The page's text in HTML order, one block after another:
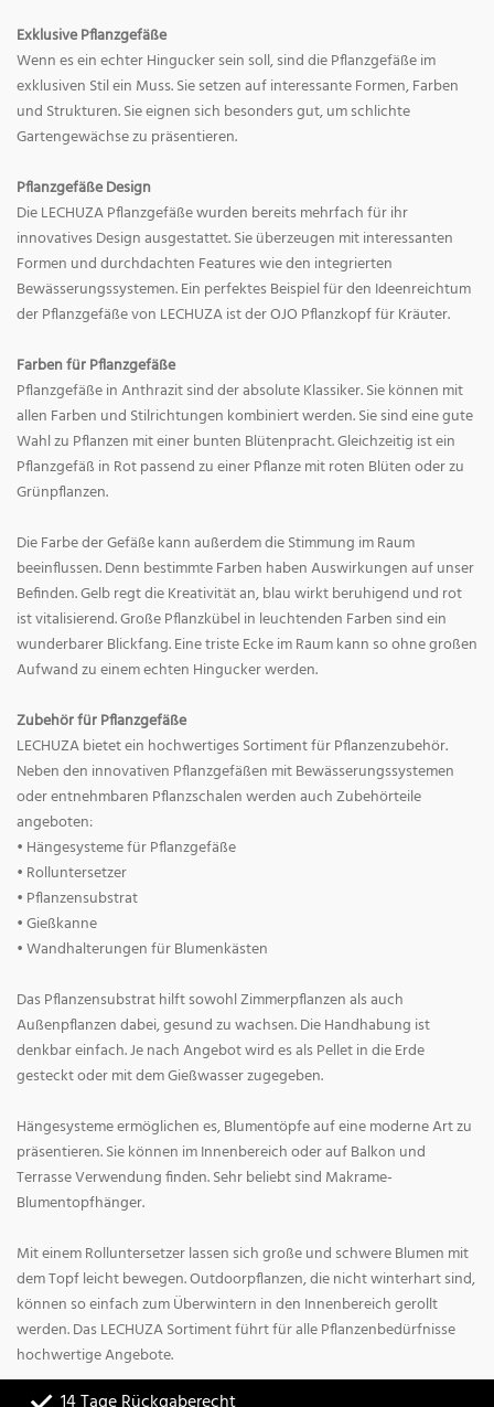
Exklusive Pflanzgefäße
Wenn es ein echter Hingucker sein soll, sind die Pflanzgefäße im
exklusiven Stil ein Muss. Sie setzen auf interessante Formen, Farben
und Strukturen. Sie eignen sich besonders gut, um schlichte
Gartengewächse zu präsentieren.
Pflanzgefäße Design
Die LECHUZA Pflanzgefäße wurden bereits mehrfach für ihr
innovatives Design ausgestattet. Sie überzeugen mit interessanten
Formen und durchdachten Features wie den integrierten
Bewässerungssystemen. Ein perfektes Beispiel für den Ideenreichtum
der Pflanzgefäße von LECHUZA ist der OJO Pflanzkopf für Kräuter.
Farben für Pflanzgefäße
Pflanzgefäße in Anthrazit sind der absolute Klassiker. Sie können mit
allen Farben und Stilrichtungen kombiniert werden. Sie sind eine gute
Wahl zu Pflanzen mit einer bunten Blütenpracht. Gleichzeitig ist ein
Pflanzgefäß in Rot passend zu einer Pflanze mit roten Blüten oder zu
Grünpflanzen.
Die Farbe der Gefäße kann außerdem die Stimmung im Raum
beeinflussen. Denn bestimmte Farben haben Auswirkungen auf unser
Befinden. Gelb regt die Kreativität an, blau wirkt beruhigend und rot
ist vitalisierend. Große Pflanzkübel in leuchtenden Farben sind ein
wunderbarer Blickfang. Eine triste Ecke im Raum kann so ohne großen
Aufwand zu einem echten Hingucker werden.
Zubehör für Pflanzgefäße
LECHUZA bietet ein hochwertiges Sortiment für Pflanzenzubehör.
Neben den innovativen Pflanzgefäßen mit Bewässerungssystemen
oder entnehmbaren Pflanzschalen werden auch Zubehörteile
angeboten:
• Hängesysteme für Pflanzgefäße
• Rolluntersetzer
• Pflanzensubstrat
• Gießkanne
• Wandhalterungen für Blumenkästen
Das Pflanzensubstrat hilft sowohl Zimmerpflanzen als auch
Außenpflanzen dabei, gesund zu wachsen. Die Handhabung ist
denkbar einfach. Je nach Angebot wird es als Pellet in die Erde
gesteckt oder mit dem Gießwasser zugegeben.
Hängesysteme ermöglichen es, Blumentöpfe auf eine moderne Art zu
präsentieren. Sie können im Innenbereich oder auf Balkon und
Terrasse Verwendung finden. Sehr beliebt sind Makrame-
Blumentopfhänger.
Mit einem Rolluntersetzer lassen sich große und schwere Blumen mit
dem Topf leicht bewegen. Outdoorpflanzen, die nicht winterhart sind,
können so einfach zum Überwintern in den Innenbereich gerollt
werden. Das LECHUZA Sortiment führt für alle Pflanzenbedürfnisse
hochwertige Angebote.